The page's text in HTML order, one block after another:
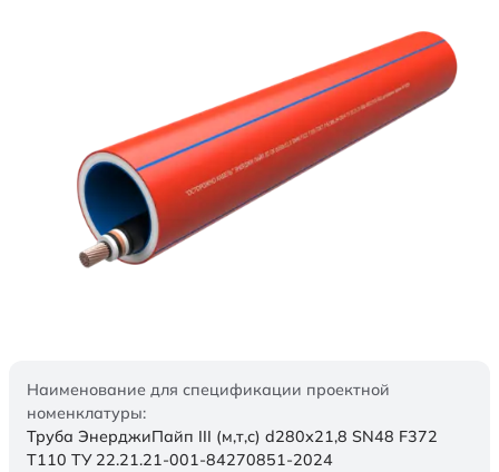
Наименование для спецификации проектной
номенклатуры:
Труба ЭнерджиПайп III (м,т,с) d280х21,8 SN48 F372
Т110 ТУ 22.21.21-001-84270851-2024